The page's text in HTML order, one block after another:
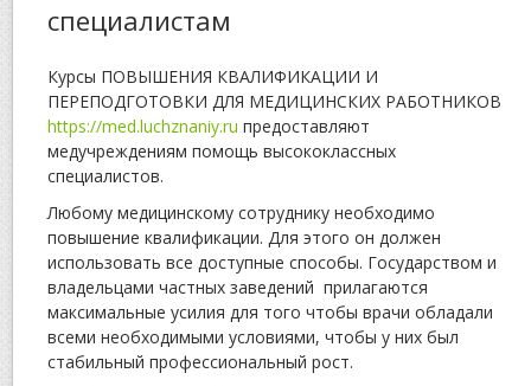
специалистам
Курсы ПОВЫШЕНИЯ КВАЛИФИКАЦИИ И
ПЕРЕПОДГОТОВКИ ДЛЯ МЕДИЦИНСКИХ РАБОТНИКОВ
https://med.luchznaniy.ru предоставляют
медучреждениям помощь высококлассных
специалистов.
Любому медицинскому сотруднику необходимо
повышение квалификации. Для этого он должен
использовать все доступные способы. Государством и
владельцами частных заведений прилагаются
максимальные усилия для того чтобы врачи обладали
всеми необходимыми условиями, чтобы у них был
стабильный профессиональный рост.